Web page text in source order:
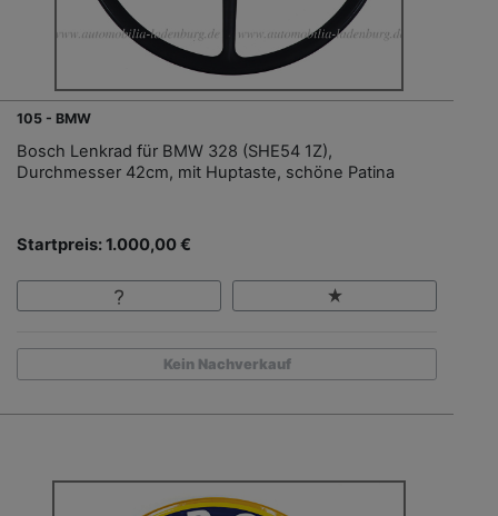
105 - BMW
Bosch Lenkrad für BMW 328 (SHE54 1Z),
Durchmesser 42cm, mit Huptaste, schöne Patina
Startpreis: 1.000,00 €
Kein Nachverkauf